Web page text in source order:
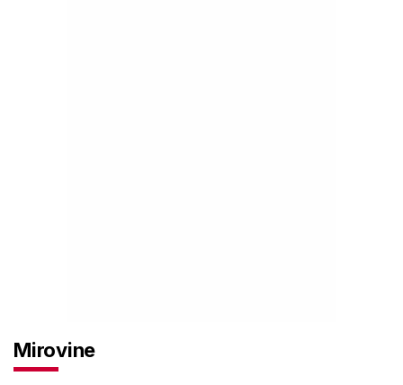
Mirovine